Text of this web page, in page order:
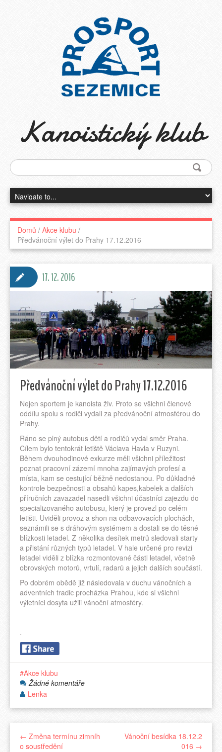
Kanoistický klub
Domů / Akce klubu /
Předvánoční výlet do Prahy 17.12.2016
Předvánoční výlet do Prahy 17.12.2016
Nejen sportem je kanoista živ. Proto se všichni členové
oddílu spolu s rodiči vydali za předvánoční atmosférou do
Prahy.
Ráno se plný autobus dětí a rodičů vydal směr Praha.
Cílem bylo tentokrát letiště Václava Havla v Ruzyni.
Během dvouhodinové exkurze měli všichni příležitost
poznat pracovní zázemí mnoha zajímavých profesí a
místa, kam se cestující běžně nedostanou. Po důkladné
kontrole bezpečnosti a obsahů kapes,kabelek a dalších
příručních zavazadel nasedli všichni účastníci zajezdu do
specializovaného autobusu, který je provezl po celém
letišti. Uviděli provoz a shon na odbavovacích plochách,
seznámili se s dráhovým systémem a dostali se do těsné
blízkosti letadel. Z několika desítek metrů sledovali starty
a přistání různých typů letadel. V hale určené pro revizi
letadel viděli z blízka rozmontované části letadel, včetně
obrovských motorů, vrtulí, radarů a jejich dalších součástí.
Po dobrém obědě již následovala v duchu vánočních a
adventních tradic procházka Prahou, kde si všichni
výletníci dosyta užili vánoční atmosféry.
.
17. 12. 2016
Akce klubu
Žádné komentáře
Lenka
← Změna termínu zimníh
o soustředění
Vánoční besídka 18.12.2
016 →